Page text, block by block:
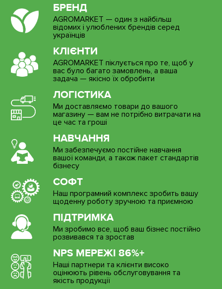
БРЕНД
AGROMARKET — один з найбільш
відомих і улюблених брендів серед
українців
КЛІЄНТИ
AGROMARKET піклується про те, щоб у
вас було багато замовлень, а ваша
задача — якісно їх обробити
ЛОГІСТИКА
Ми доставляємо товари до вашого
магазину — вам не потрібно витрачати на
це час та гроші
НАВЧАННЯ
Ми забезпечуємо постійне навчання
вашої команди, а також пакет стандартів
бізнесу
СОФТ
Наш програмний комплекс зробить вашу
щоденну роботу зручною та приємною
ПІДТРИМКА
Ми зробимо все, щоб ваш бізнес постійно
розвивався та зростав
NPS МЕРЕЖІ 86%+
Наші партнери та клієнти високо
оцінюють рівень обслуговування та
якість продукції